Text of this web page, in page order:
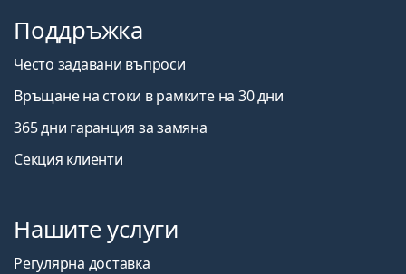
Поддръжка
Често задавани въпроси
Връщане на стоки в рамките на 30 дни
365 дни гаранция за замяна
Секция клиенти
Нашите услуги
Регулярна доставка